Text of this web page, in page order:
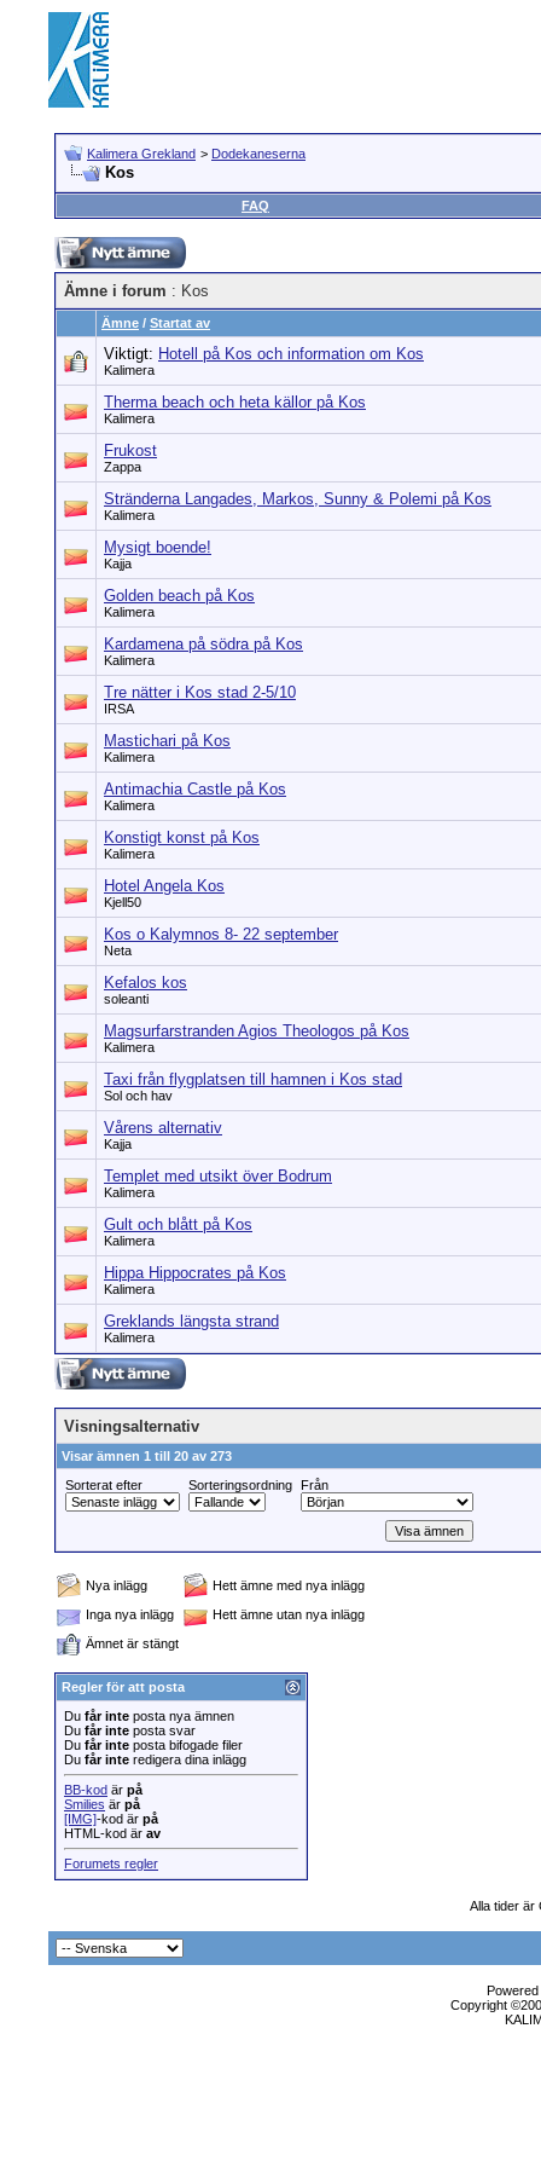
Kalimera Grekland > Dodekaneserna
Kos
FAQ
Ämne i forum : Kos
Ämne / Startat av
Viktigt: Hotell på Kos och information om Kos
Kalimera
Therma beach och heta källor på Kos
Kalimera
Frukost
Zappa
Stränderna Langades, Markos, Sunny & Polemi på Kos
Kalimera
Mysigt boende!
Kajja
Golden beach på Kos
Kalimera
Kardamena på södra på Kos
Kalimera
Tre nätter i Kos stad 2-5/10
IRSA
Mastichari på Kos
Kalimera
Antimachia Castle på Kos
Kalimera
Konstigt konst på Kos
Kalimera
Hotel Angela Kos
Kjell50
Kos o Kalymnos 8- 22 september
Neta
Kefalos kos
soleanti
Magsurfarstranden Agios Theologos på Kos
Kalimera
Taxi från flygplatsen till hamnen i Kos stad
Sol och hav
Vårens alternativ
Kajja
Templet med utsikt över Bodrum
Kalimera
Gult och blått på Kos
Kalimera
Hippa Hippocrates på Kos
Kalimera
Greklands längsta strand
Kalimera
Visningsalternativ
Visar ämnen 1 till 20 av 273
Sorterat efter
Sorteringsordning Från
Nya inlägg
Hett ämne med nya inlägg
Inga nya inlägg
Hett ämne utan nya inlägg
Ämnet är stängt
Regler för att posta
Du får inte posta nya ämnen
Du får inte posta svar
Du får inte posta bifogade filer
Du får inte redigera dina inlägg
BB-kod är på
Smilies är på
[IMG]-kod är på
HTML-kod är av
Forumets regler
Alla tider är
Copyright